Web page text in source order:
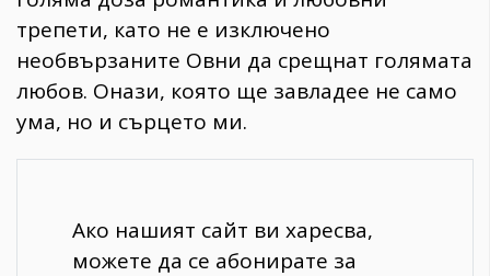
трепети, като не е изключено
необвързаните Овни да срещнат голямата
любов. Онази, която ще завладее не само
ума, но и сърцето ми.
Ако нашият сайт ви харесва,
можете да се абонирате за